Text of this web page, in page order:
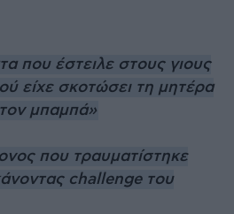
που έστειλε στους γιους
είχε σκοτώσει τη μητέρα
μπαμπά»
που τραυματίστηκε
challenge του